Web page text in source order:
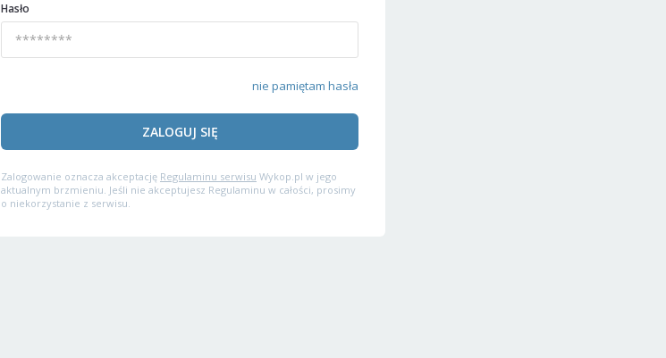
Hasło
nie pamiętam hasła
ZALOGUJ SIĘ
Zalogowanie oznacza akceptację Regulaminu serwisu Wykop.pl w jego
aktualnym brzmieniu. Jeśli nie akceptujesz Regulaminu w całości, prosimy
o niekorzystanie z serwisu.